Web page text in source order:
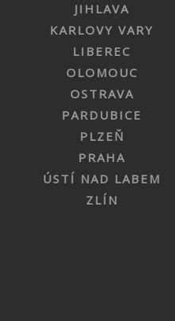
JIHLAVA
KARLOVY VARY
LIBEREC
OLOMOUC
OSTRAVA
PARDUBICE
PLZEŇ
PRAHA
ÚSTÍ NAD LABEM
ZLÍN